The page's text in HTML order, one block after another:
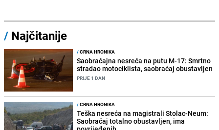
/ Najčitanije
/CRNA HRONIKA
Saobraćajna nesreća na putu M-17: Smrtno
stradao motociklista, saobraćaj obustavljen
PRIJE 1 DAN
/CRNA HRONIKA
Teška nesreća na magistrali Stolac-Neum:
Saobraćaj totalno obustavljen, ima